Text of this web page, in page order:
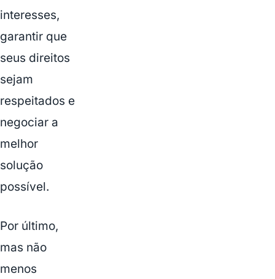
interesses,
garantir que
seus direitos
sejam
respeitados e
negociar a
melhor
solução
possível.
Por último,
mas não
menos